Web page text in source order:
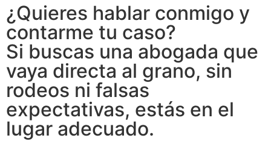
¿Quieres hablar conmigo y
contarme tu caso?
Si buscas una abogada que
vaya directa al grano, sin
rodeos ni falsas
expectativas, estás en el
lugar adecuado.